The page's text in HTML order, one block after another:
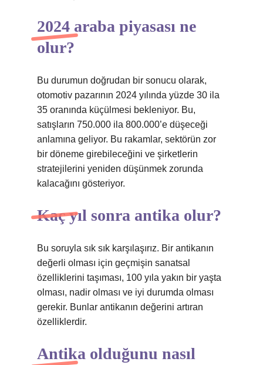
2024 araba piyasası ne
olur?
Bu durumun doğrudan bir sonucu olarak,
otomotiv pazarının 2024 yılında yüzde 30 ila
35 oranında küçülmesi bekleniyor. Bu,
satışların 750.000 ila 800.000’e düşeceği
anlamına geliyor. Bu rakamlar, sektörün zor
bir döneme girebileceğini ve şirketlerin
stratejilerini yeniden düşünmek zorunda
kalacağını gösteriyor.
Kaç yıl sonra antika olur?
Bu soruyla sık sık karşılaşırız. Bir antikanın
değerli olması için geçmişin sanatsal
özelliklerini taşıması, 100 yıla yakın bir yaşta
olması, nadir olması ve iyi durumda olması
gerekir. Bunlar antikanın değerini artıran
özelliklerdir.
Antika olduğunu nasıl